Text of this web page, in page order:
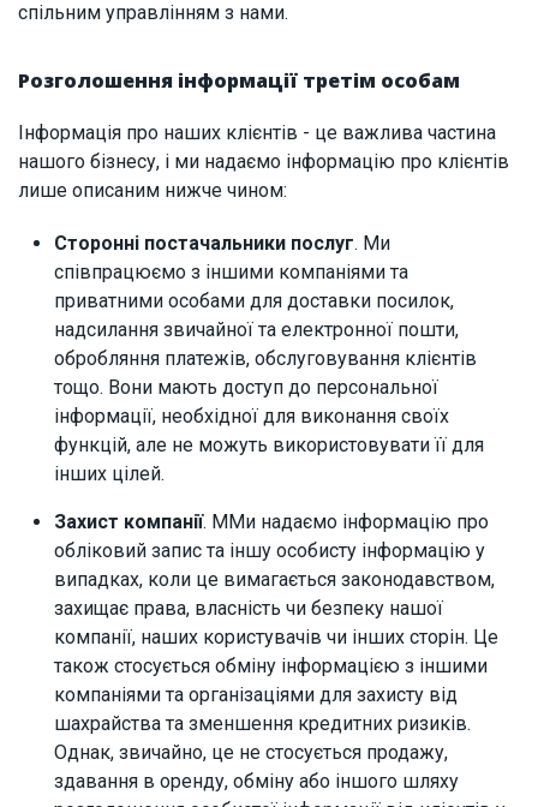
спільним управлінням з нами.
Розголошення інформації третім особам
Інформація про наших клієнтів - це важлива частина
нашого бізнесу, і ми надаємо інформацію про клієнтів
лише описаним нижче чином:
Cторонні постачальники послуг. Ми
співпрацюємо з іншими компаніями та
приватними особами для доставки посилок,
надсилання звичайної та електронної пошти,
обробляння платежів, обслуговування клієнтів
тощо. Вони мають доступ до персональної
інформації, необхідної для виконання своїх
функцій, але не можуть використовувати її для
інших цілей.
Захист компанії. ММи надаємо інформацію про
обліковий запис та іншу особисту інформацію у
випадках, коли це вимагається законодавством,
захищає права, власність чи безпеку нашої
компанії, наших користувачів чи інших сторін. Це
також стосується обміну інформацією з іншими
компаніями та організаціями для захисту від
шахрайства та зменшення кредитних ризиків.
Однак, звичайно, це не стосується продажу,
здавання в оренду, обміну або іншого шляху